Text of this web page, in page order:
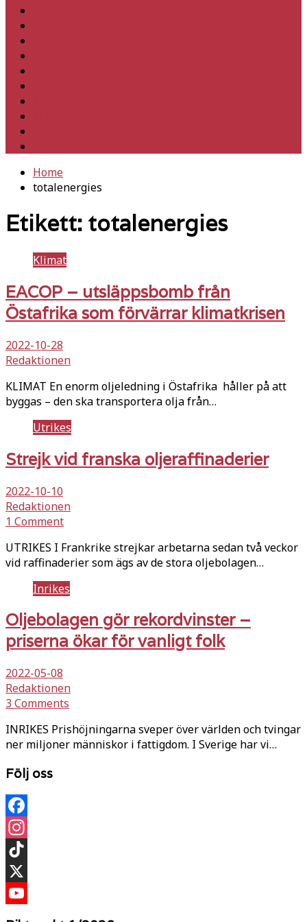
Home
totalenergies
Etikett: totalenergies
Klimat
EACOP – utsläppsbomb från
Östafrika som förvärrar klimatkrisen
2022-10-28
Redaktionen
KLIMAT En enorm oljeledning i Östafrika håller på att
byggas – den ska transportera olja från…
Utrikes
Strejk vid franska oljeraffinaderier
2022-10-10
Redaktionen
1 Comment
UTRIKES I Frankrike strejkar arbetarna sedan två veckor
vid raffinaderier som ägs av de stora oljebolagen…
Inrikes
Oljebolagen gör rekordvinster –
priserna ökar för vanligt folk
2022-05-08
Redaktionen
3 Comments
INRIKES Prishöjningarna sveper över världen och tvingar
ner miljoner människor i fattigdom. I Sverige har vi…
Följ oss
Facebook
Instagram
TikTok
X